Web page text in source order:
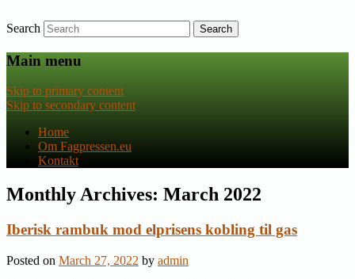
Fagpressen.eu
Nyheder om dansk EU-politik
Search
Main menu
Skip to primary content
Skip to secondary content
Home
Om Fagpressen.eu
Kontakt
Monthly Archives: March 2022
Iberisk rambuk mod elprisens kobling til gas
Posted on March 27, 2022 by admin